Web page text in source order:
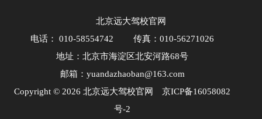
北京远大驾校官网
电话： 010-58554742
传真：010-56271026
地址：北京市海淀区北安河路68号
邮箱：yuandazhaoban@163.com
Copyright © 2026 北京远大驾校官网 京ICP备16058082
号-2